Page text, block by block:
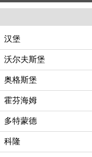
汉堡
沃尔夫斯堡
奥格斯堡
霍芬海姆
多特蒙德
科隆